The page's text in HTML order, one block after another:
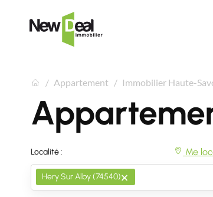
Appartement Immobilier Haute-
Localité : Me
×
Hery Sur Alby (74540)